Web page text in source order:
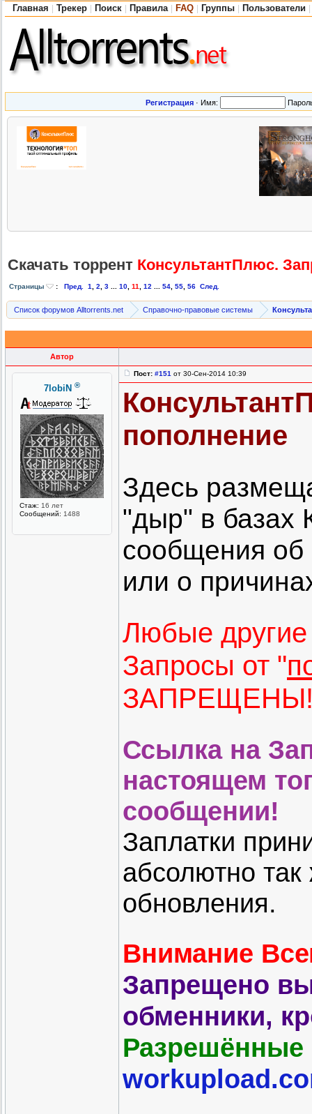
Главная Трекер Поиск Правила FAQ Группы Пользователи
Регистрация · Имя:
Скачать торрент КонсультантПлюс.
Страницы : Пред. 1, 2, 3 ... 10, 11, 12 ... 54, 55, 56 След.
Список форумов Alltorrents.net Справочно-правовые системы
Автор
7lobiN ®
Стаж: 16 лет
Сообщений: 1488
Пост: #151 от 30-Сен-2014 10:39
пополнение
Здесь
"дыр" в базах
сообщения об
или о
Любые
Запросы от "
Ссылка на
настоящем
сообщении!
Заплатки
абсолютно
обновления.
Внимание
Запрещено
обменники,
Разрешённые